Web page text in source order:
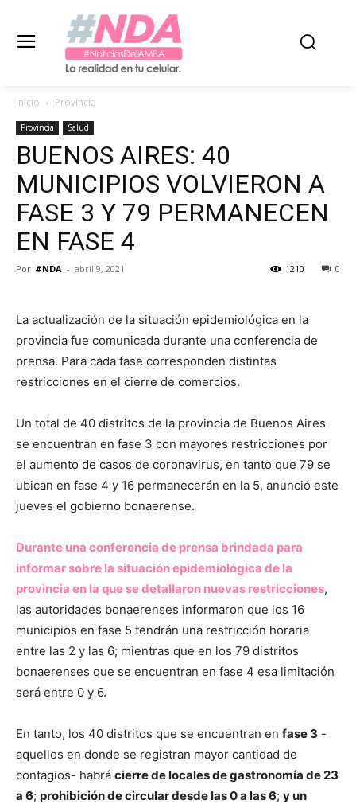
Inicio Provincia
Provincia Salud
BUENOS AIRES: 40
MUNICIPIOS VOLVIERON A
FASE 3 Y 79 PERMANECEN
EN FASE 4
Por #NDA - abril 9, 2021 0
1210
La actualización de la situación epidemiológica en la
provincia fue comunicada durante una conferencia de
prensa. Para cada fase corresponden distintas
restricciones en el cierre de comercios.
Un total de 40 distritos de la provincia de Buenos Aires
se encuentran en fase 3 con mayores restricciones por
el aumento de casos de coronavirus, en tanto que 79 se
ubican en fase 4 y 16 permanecerán en la 5, anunció este
jueves el gobierno bonaerense.
Durante una conferencia de prensa brindada para
informar sobre la situación epidemiológica de la
provincia en la que se detallaron nuevas restricciones,
las autoridades bonaerenses informaron que los 16
municipios en fase 5 tendrán una restricción horaria
entre las 2 y las 6; mientras que en los 79 distritos
bonaerenses que se encuentran en fase 4 esa limitación
será entre 0 y 6.
En tanto, los 40 distritos que se encuentran en fase 3 -
aquellos en donde se registran mayor cantidad de
contagios- habrá cierre de locales de gastronomía de 23
a 6; prohibición de circular desde las 0 a las 6; y un